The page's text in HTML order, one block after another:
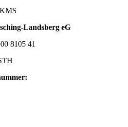
Landsberg eG
8105 41